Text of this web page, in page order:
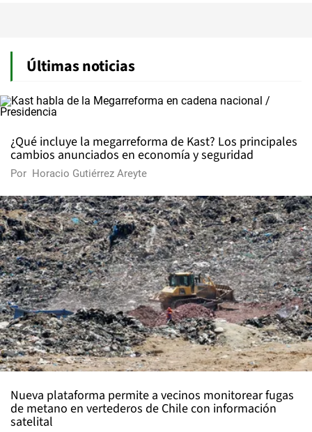
Últimas noticias
¿Qué incluye la megarreforma de Kast? Los principales
cambios anunciados en economía y seguridad
Por Horacio Gutiérrez Areyte
Nueva plataforma permite a vecinos monitorear fugas
de metano en vertederos de Chile con información
satelital